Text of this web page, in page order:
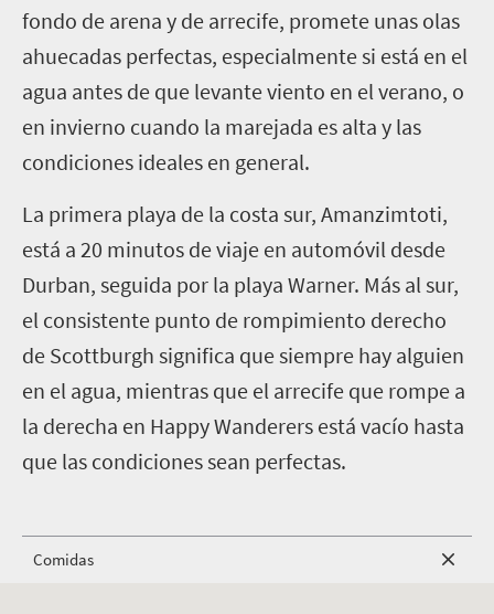
fondo de arena y de arrecife, promete unas olas
ahuecadas perfectas, especialmente si está en el
agua antes de que levante viento en el verano, o
en invierno cuando la marejada es alta y las
condiciones ideales en general.
La primera playa de la costa sur, Amanzimtoti,
está a 20 minutos de viaje en automóvil desde
Durban, seguida por la playa Warner. Más al sur,
el consistente punto de rompimiento derecho
de Scottburgh significa que siempre hay alguien
en el agua, mientras que el arrecife que rompe a
la derecha en Happy Wanderers está vacío hasta
que las condiciones sean perfectas.
Comidas